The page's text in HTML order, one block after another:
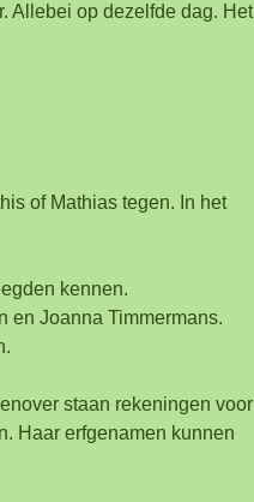
Allebei op dezelfde dag. Het
of Mathias tegen. In het
kennen.
en Joanna Timmermans.
staan rekeningen voor
Haar erfgenamen kunnen